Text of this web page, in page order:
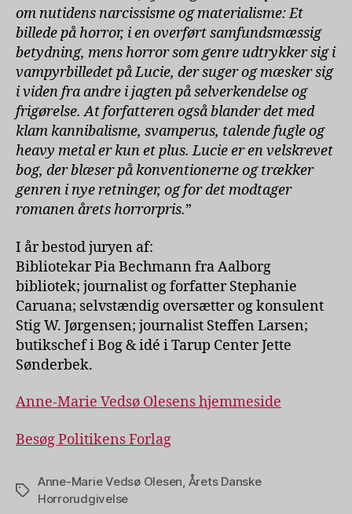
om nutidens narcissisme og materialisme: Et
billede på horror, i en overført samfundsmæssig
betydning, mens horror som genre udtrykker sig i
vampyrbilledet på Lucie, der suger og mæsker sig
i viden fra andre i jagten på selverkendelse og
frigørelse. At forfatteren også blander det med
klam kannibalisme, svamperus, talende fugle og
heavy metal er kun et plus. Lucie er en velskrevet
bog, der blæser på konventionerne og trækker
genren i nye retninger, og for det modtager
romanen årets horrorpris.”
I år bestod juryen af:
Bibliotekar Pia Bechmann fra Aalborg
bibliotek; journalist og forfatter Stephanie
Caruana; selvstændig oversætter og konsulent
Stig W. Jørgensen; journalist Steffen Larsen;
butikschef i Bog & idé i Tarup Center Jette
Sønderbek.
Anne-Marie Vedsø Olesens hjemmeside
Besøg Politikens Forlag
Tags
Anne-Marie Vedsø Olesen Årets Danske
Horrorudgivelse